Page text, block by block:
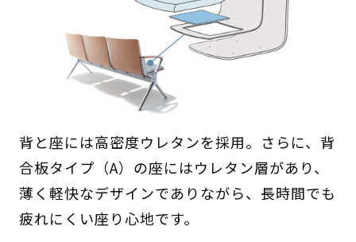
背と座には高密度ウレタンを採用。さらに、背
合板タイプ（A）の座にはウレタン層があり、
薄く軽快なデザインでありながら、長時間でも
疲れにくい座り心地です。